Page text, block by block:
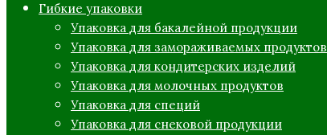
Гибкие упаковки
Упаковка для бакалейной продукции
Упаковка для замораживаемых продуктов
Упаковка для кондитерских изделий
Упаковка для молочных продуктов
Упаковка для специй
Упаковка для снековой продукции